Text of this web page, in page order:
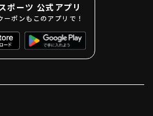
ポーツ 公式アプリ
ーポンもこのアプリで！